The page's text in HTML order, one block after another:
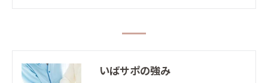
いばサポの強み